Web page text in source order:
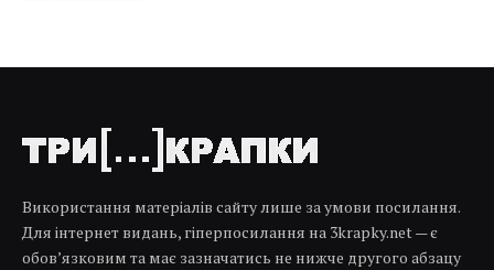
Використання матеріалів сайту лише за умови посилання.
Для інтернет видань, гіперпосилання на 3krapky.net — є
обов’язковим та має зазначатись не нижче другого абзацу